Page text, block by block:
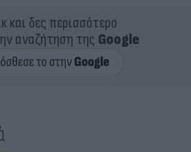
και δες περισσότερο
αναζήτηση της Google